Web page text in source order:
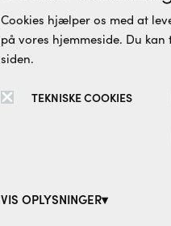
Cookies hjælper os med at
på vores hjemmeside. Du
siden.
TEKNISKE COOKIES
VIS OPLYSNINGER